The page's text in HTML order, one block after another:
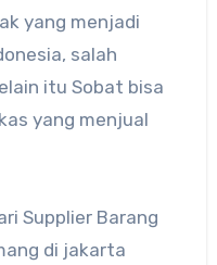
yang menjadi
salah
itu Sobat bisa
yang menjual
Supplier Barang
di jakarta